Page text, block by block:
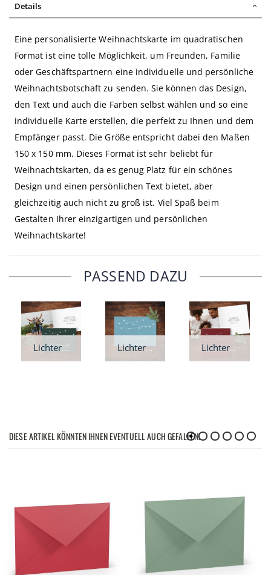
Details
Eine personalisierte Weihnachtskarte im quadratischen
Format ist eine tolle Möglichkeit, um Freunden, Familie
oder Geschäftspartnern eine individuelle und persönliche
Weihnachtsbotschaft zu senden. Sie können das Design,
den Text und auch die Farben selbst wählen und so eine
individuelle Karte erstellen, die perfekt zu Ihnen und dem
Empfänger passt. Die Größe entspricht dabei den Maßen
150 x 150 mm. Dieses Format ist sehr beliebt für
Weihnachtskarten, da es genug Platz für ein schönes
Design und einen persönlichen Text bietet, aber
gleichzeitig auch nicht zu groß ist. Viel Spaß beim
Gestalten Ihrer einzigartigen und persönlichen
Weihnachtskarte!
PASSEND DAZU
Lichterkette Weihnachtskarte - A6 Klappkarte Lichterkette Weihnachtskarte - A6 quer Lichterkette Weihnachtskarte - Klappkarte quadratisch
DIESE ARTIKEL KÖNNTEN IHNEN EVENTUELL AUCH GEFALLEN!